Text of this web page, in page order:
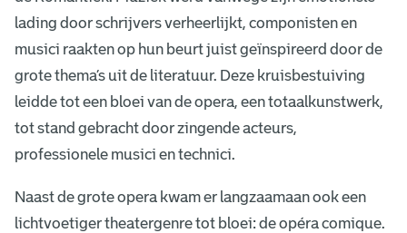
lading door schrijvers verheerlijkt, componisten en
musici raakten op hun beurt juist geïnspireerd door de
grote thema’s uit de literatuur. Deze kruisbestuiving
leidde tot een bloei van de opera, een totaalkunstwerk,
tot stand gebracht door zingende acteurs,
professionele musici en technici.
Naast de grote opera kwam er langzaamaan ook een
lichtvoetiger theatergenre tot bloei: de opéra comique.